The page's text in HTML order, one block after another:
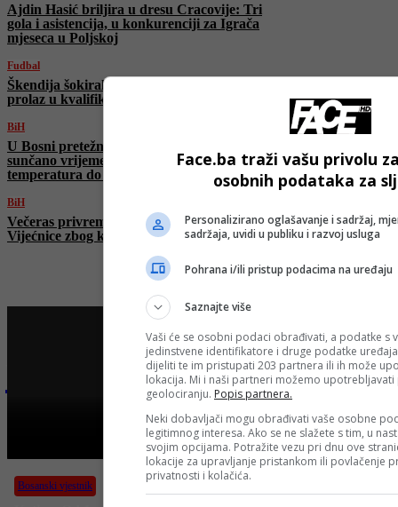
Ajdin Hasić briljira u dresu Cracovije: Tri
gola i asistencija, u konkurenciji za Igrača
mjeseca u Poljskoj
Fudbal
Škendija šokirala FCSB i izborila historijski
prolaz u kvalifikacijama za Ligu prvaka
BiH
U Bosni pretežno oblačno, u Hercegovini
sunčano vrijeme: Najveća dnevna
temperatura do 28 stepeni
BiH
Večeras privremena obustava saobraćaja kod
Vijećnice zbog koncerta Kultur Shocka
Najnovije na Face TV
BOSANSKI VJESTNIK – 29.07.2025.
Bosanski vjestnik
Face.ba traži vašu privolu
osobnih podataka za
Personalizirano oglašavanje i sadržaj,
sadržaja, uvidi u publiku i razvoj usluga
Pohrana i/ili pristup podacima na uređaju
Saznajte više
Vaši će se osobni podaci obrađivati, a podatke s
jedinstvene identifikatore i druge podatke
dijeliti te im pristupati 203 partnera ili ih može
lokacija. Mi i naši partneri možemo
geolociranju. Popis partnera.
Neki dobavljači mogu obrađivati vaše osobne
legitimnog interesa. Ako se ne slažete s tim, u
svojim opcijama. Potražite vezu pri dnu ove
lokacije za upravljanje pristankom ili povlačenje
privatnosti i kolačića.